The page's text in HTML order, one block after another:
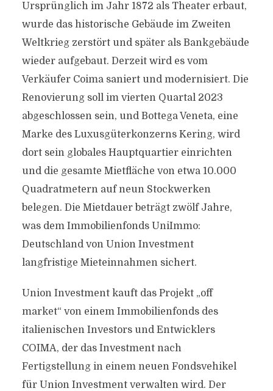
Ursprünglich im Jahr 1872 als Theater erbaut,
wurde das historische Gebäude im Zweiten
Weltkrieg zerstört und später als Bankgebäude
wieder aufgebaut. Derzeit wird es vom
Verkäufer Coima saniert und modernisiert. Die
Renovierung soll im vierten Quartal 2023
abgeschlossen sein, und Bottega Veneta, eine
Marke des Luxusgüterkonzerns Kering, wird
dort sein globales Hauptquartier einrichten
und die gesamte Mietfläche von etwa 10.000
Quadratmetern auf neun Stockwerken
belegen. Die Mietdauer beträgt zwölf Jahre,
was dem Immobilienfonds UniImmo:
Deutschland von Union Investment
langfristige Mieteinnahmen sichert.
Union Investment kauft das Projekt „off
market“ von einem Immobilienfonds des
italienischen Investors und Entwicklers
COIMA, der das Investment nach
Fertigstellung in einem neuen Fondsvehikel
für Union Investment verwalten wird. Der